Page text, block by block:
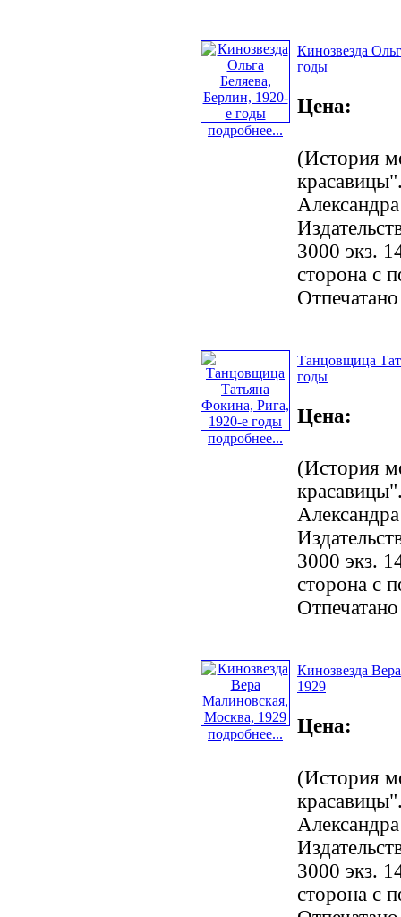
подробнее...
Кинозвезда
годы
Цена:
(История
3000 экз.
сторона с
подробнее...
Танцовщица
годы
Цена:
(История
3000 экз.
сторона с
подробнее...
Кинозвезда
1929
Цена:
(История
3000 экз.
сторона с